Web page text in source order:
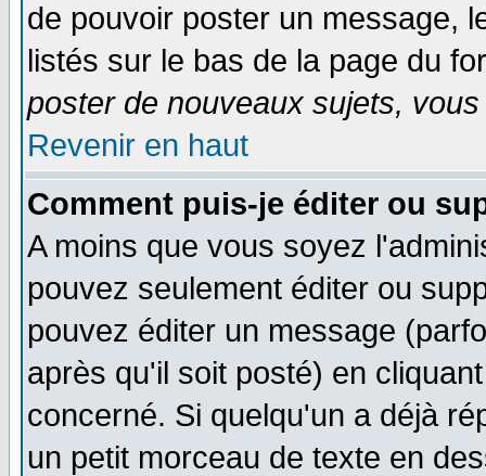
de pouvoir poster un message,
listés sur le bas de la page du
poster de nouveaux sujets,
Revenir en haut
Comment puis-je éditer ou
A moins que vous soyez
pouvez seulement éditer ou
pouvez éditer un message
après qu'il soit posté) en
concerné. Si quelqu'un a déjà
un petit morceau de texte en